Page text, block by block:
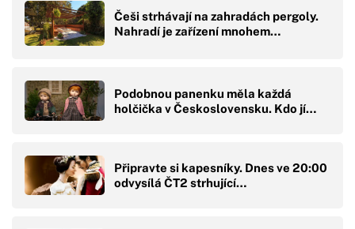
Češi strhávají na zahradách pergoly.
Nahradí je zařízení mnohem…
Podobnou panenku měla každá
holčička v Československu. Kdo jí…
Připravte si kapesníky. Dnes ve 20:00
odvysílá ČT2 strhující…